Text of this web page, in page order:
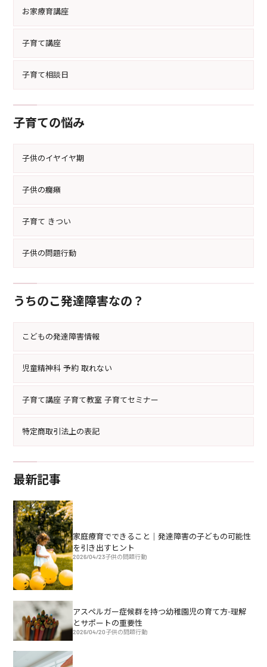
お家療育講座
子育て講座
子育て相談日
子育ての悩み
子供のイヤイヤ期
子供の癇癪
子育て きつい
子供の問題行動
うちのこ発達障害なの？
こどもの発達障害情報
児童精神科 予約 取れない
子育て講座 子育て教室 子育てセミナー
特定商取引法上の表記
最新記事
家庭療育でできること｜発達障害の子どもの可能性
を引き出すヒント
2026/04/23子供の問題行動
アスペルガー症候群を持つ幼稚園児の育て方-理解
とサポートの重要性
2026/04/20子供の問題行動